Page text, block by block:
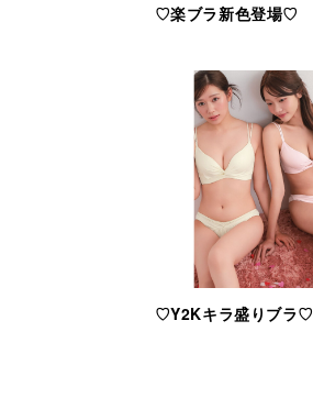
♡楽ブラ新色登場♡
♡Y2Kキラ盛りブラ♡